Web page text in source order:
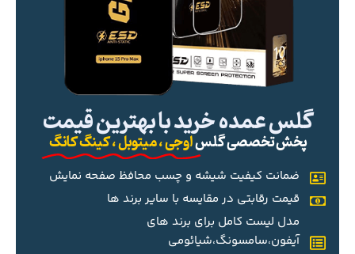
گلس عمده خرید با بهترین قیمت
پخش تخصصی گلساوجی ، میتوبل ، کینگ کانگ
ضمانت کیفیت شیشه و چسب محافظ صفحه نمایش
قیمت رقابتی در مقایسه با سایر برند ها
مدل لیست کامل برای برند های
آیفون،سامسونگ،شیائومی